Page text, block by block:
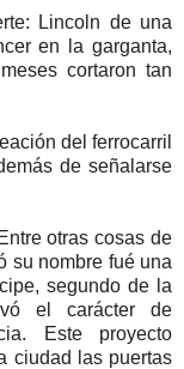
Lincoln de una
en la garganta,
cortaron tan
del ferrocarril
de señalarse
otras cosas de
su nombre fué una
segundo de la
el carácter de
Este proyecto
ciudad las puertas